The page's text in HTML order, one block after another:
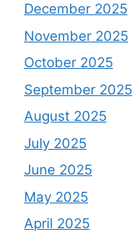
December 2025
November 2025
October 2025
September 2025
August 2025
July 2025
June 2025
May 2025
April 2025